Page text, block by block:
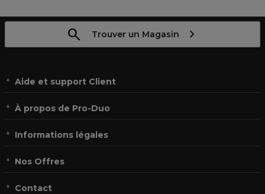
Trouver un Magasin
Aide et support Client
À propos de Pro-Duo
Informations légales
Nos Offres
Contact